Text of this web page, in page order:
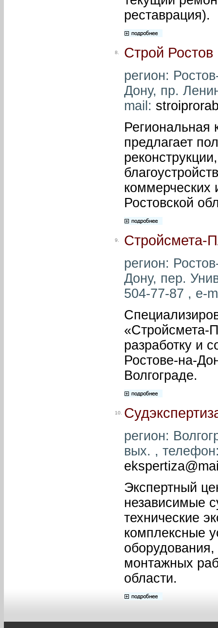
реставрация).
8. Строй Ростов
регион:
Дону, пр.
mail:
предлагает
коммерческих
Ростовской
9. Стройсмета-
регион:
Дону, пер.
504-77-87 , e-
«Стройсмета-
разработку и
Ростове-на-
Волгограде.
10.
регион:
вых. ,
Экспертный
независимые
технические
комплексные
монтажных
области.